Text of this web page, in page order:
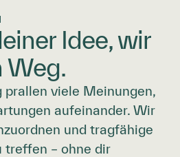
Idee, wir
Weg.
prallen viele Meinungen,
aufeinander. Wir
und tragfähige
treffen – ohne dir